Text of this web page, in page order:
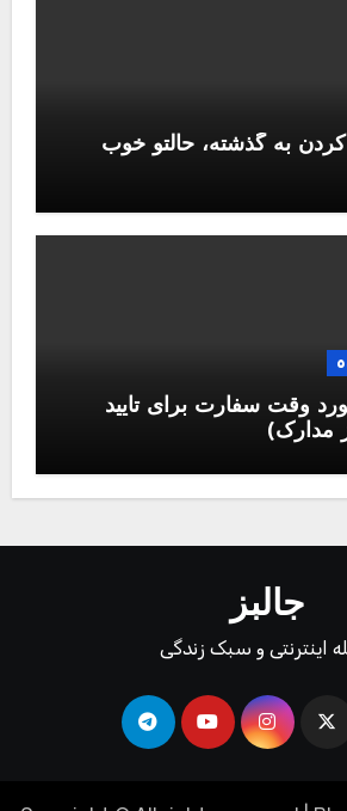
به گذشته، حالتو خوب
وقت سفارت برای تایید
مدارک)
جالبز
اینترنتی و سبک زندگی